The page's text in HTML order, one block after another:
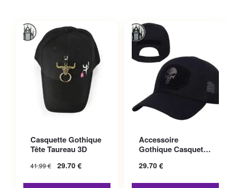
Casquette Gothique
Tête Taureau 3D
41.99€ 29.70 €
Accessoire
Gothique Casquette
29.70 €
variations. Les options
peuvent être choisies sur la
page du produit